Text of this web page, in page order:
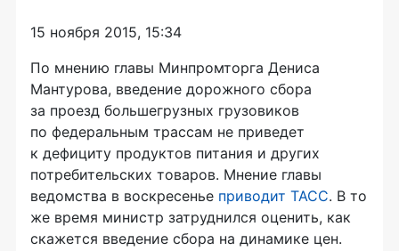
15 ноября 2015, 15:34
По мнению главы Минпромторга Дениса
Мантурова, введение дорожного сбора
за проезд большегрузных грузовиков
по федеральным трассам не приведет
к дефициту продуктов питания и других
потребительских товаров. Мнение главы
ведомства в воскресенье приводит ТАСС. В то
же время министр затруднился оценить, как
скажется введение сбора на динамике цен.